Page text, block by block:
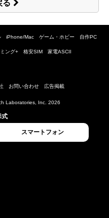
る
iPhone/Mac ゲーム・ホビー 自作PC
ング+ 格安SIM 家電ASCII
お問い合わせ 広告掲載
Laboratories, Inc. 2026
式
スマートフォン